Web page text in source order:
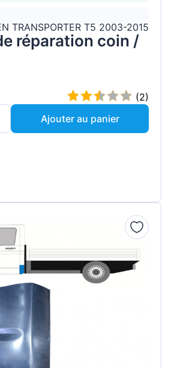
TRANSPORTER T5 2003-2015
réparation coin /
(2)
Ajouter au panier